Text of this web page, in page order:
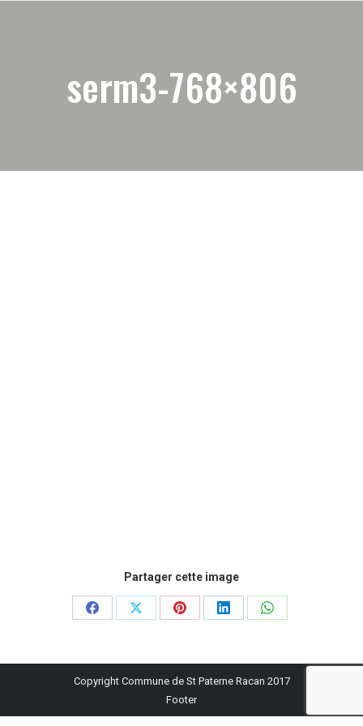
serm3-768×806
Partager cette image
Partager
Facebook
Partager
X
Partager
Pinterest
Partager
LinkedIn
Partager
WhatsApp
Copyright Commune de St Paterne Racan 2017
Footer